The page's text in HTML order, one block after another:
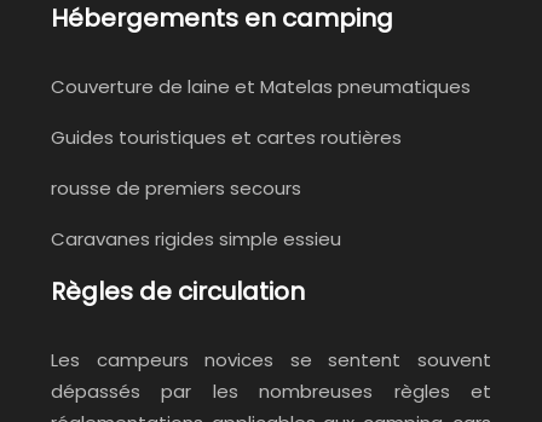
Hébergements en camping
Couverture de laine et Matelas pneumatiques
Guides touristiques et cartes routières
rousse de premiers secours
Caravanes rigides simple essieu
Règles de circulation
Les campeurs novices se sentent souvent
dépassés par les nombreuses règles et